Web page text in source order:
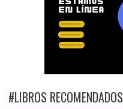
#LIBROS RECOMENDADOS